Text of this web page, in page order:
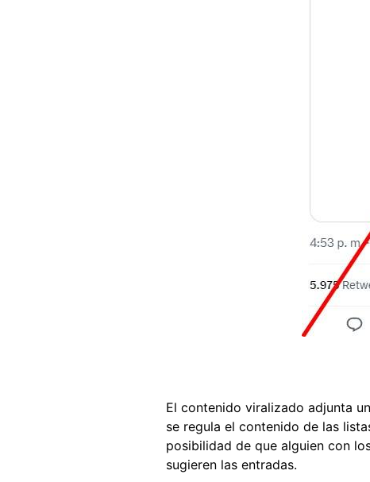
El contenido viralizado adjunta
se regula el contenido de las
posibilidad de que alguien con
sugieren las entradas.